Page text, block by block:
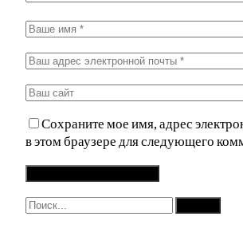
Сохраните мое имя, адрес
в этом браузере для следующего